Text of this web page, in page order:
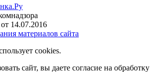
14.07.2016
материалов сайта
cookies.
сайт, вы даете согласие на обработку